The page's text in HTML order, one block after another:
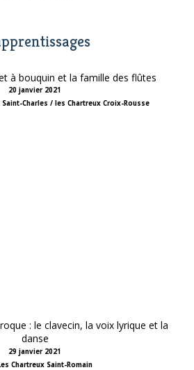
à bouquin et la famille des flûtes
20 janvier 2021
Charles / les Chartreux Croix-Rousse
: le clavecin, la voix lyrique et la
danse
29 janvier 2021
Chartreux Saint-Romain